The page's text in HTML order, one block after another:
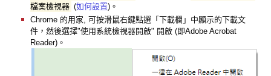
檔案檢視器 (如何設置)。
Chrome 的用家, 可按滑鼠右鍵點選「下載欄」中顯示的下載文
件，然後選擇"使用系統檢視器開啟" 開啟 (即Adobe Acrobat
Reader)。